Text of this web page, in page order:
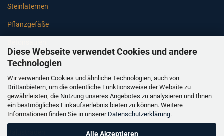
Diese Webseite verwendet Cookies und andere
Technologien
Wir verwenden Cookies und ähnliche Technologien, auch von
Drittanbietern, um die ordentliche Funktionsweise der Website zu
gewährleisten, die Nutzung unseres Angebotes zu analysieren und Ihnen
ein bestmögliches Einkaufserlebnis bieten zu können. Weitere
Informationen finden Sie in unserer Datenschutzerklärung.
Alle Akzeptieren
Steinlaternen
Pflanzgefäße
Gartenbänke
Pfeiler
Gartenbrunnen
Gartenfiguren